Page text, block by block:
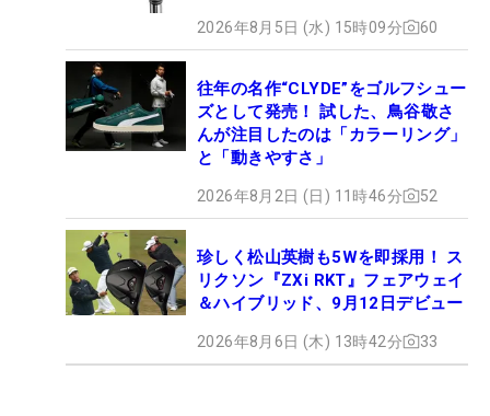
2026年8月5日 (水) 15時09分 60
往年の名作“CLYDE”をゴルフシュー
ズとして発売！ 試した、鳥谷敬さ
んが注目したのは「カラーリング」
と「動きやすさ」
2026年8月2日 (日) 11時46分 52
珍しく松山英樹も5Wを即採用！ ス
リクソン『ZXi RKT』フェアウェイ
＆ハイブリッド、9月12日デビュー
2026年8月6日 (木) 13時42分 33